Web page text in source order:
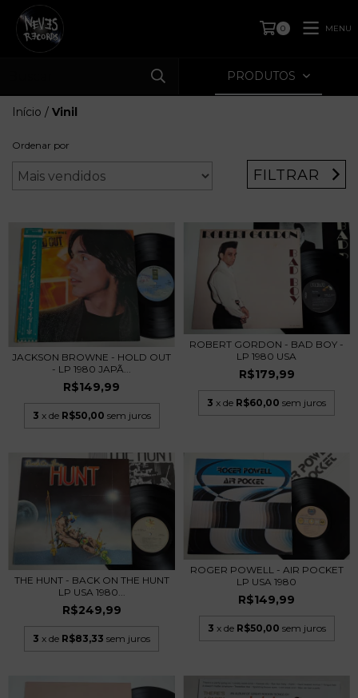
0 MENU
PRODUTOS
Início / Vinil
Ordenar por
FILTRAR
JACKSON BROWNE - HOLD OUT
- LP 1980 JAPÃ...
R$149,99
3 x de R$50,00 sem juros
ROBERT GORDON - BAD BOY -
LP 1980 USA
R$179,99
3 x de R$60,00 sem juros
THE HUNT - BACK ON THE HUNT
LP USA 1980...
R$249,99
3 x de R$83,33 sem juros
ROGER POWELL - AIR POCKET
LP USA 1980
R$149,99
3 x de R$50,00 sem juros